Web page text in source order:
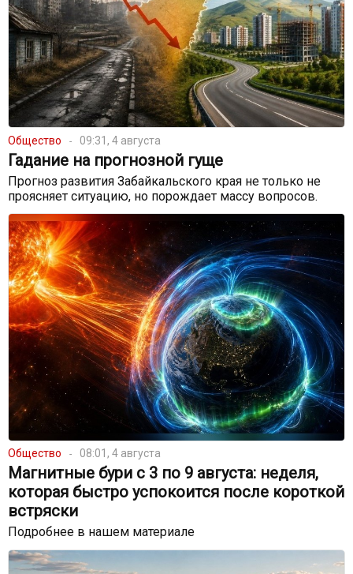
Общество 09:31, 4 августа
Гадание на прогнозной гуще
Прогноз развития Забайкальского края не только не
проясняет ситуацию, но порождает массу вопросов.
Общество 08:01, 4 августа
Магнитные бури с 3 по 9 августа: неделя,
которая быстро успокоится после короткой
встряски
Подробнее в нашем материале